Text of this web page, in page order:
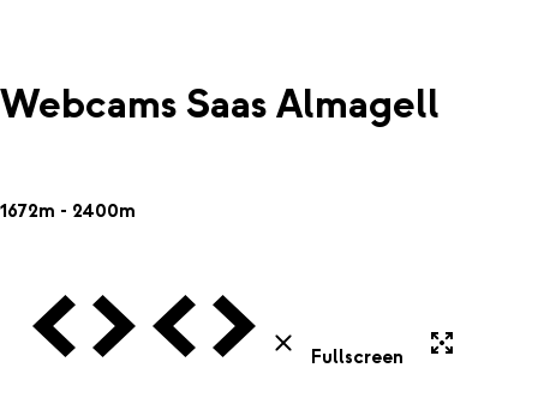
Webcams Saas Almagell
1672m - 2400m
Vorige Webcam
Volgende Webcam
Vorige Webcam
Volgende Webcam
Sluiten
Fullscreen